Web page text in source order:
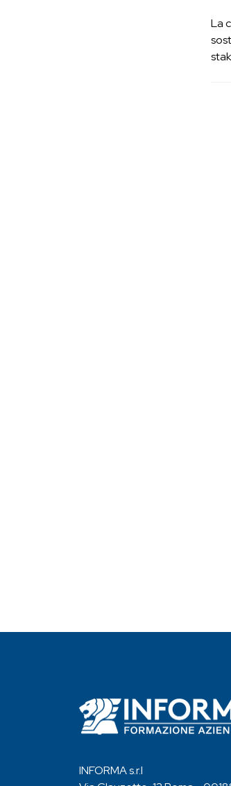
La
INFORMA s.r.l